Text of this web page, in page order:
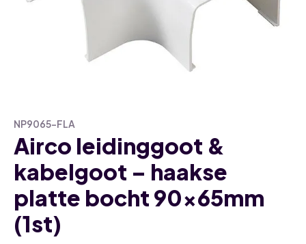
NP9065-FLA
Airco leidinggoot &
kabelgoot – haakse
platte bocht 90x65mm
(1st)